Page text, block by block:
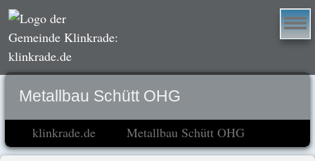
Metallbau Schütt OHG
klinkrade.de Metallbau Schütt OHG